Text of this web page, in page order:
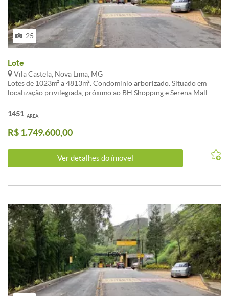
25
Lote
Vila Castela, Nova Lima, MG
Lotes de 1023m² a 4813m². Condomínio arborizado. Situado em
localização privilegiada, próximo ao BH Shopping e Serena Mall.
Vila Castela II, segunda fase do condomínio Vila Castela. Situado em
Alameda Oscar NiemeyeRua Aproveite a oportunidade de
do condomínio Vila Castela. Lote de 1469m².
ÁREA
1451
R$ 1.749.600,00
Ver detalhes do ímovel